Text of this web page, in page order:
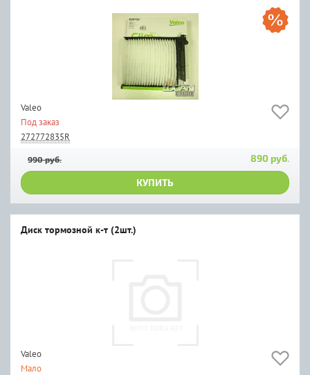
Valeo
Под заказ
272772835R
890 руб.
990 руб.
КУПИТЬ
Диск тормозной к-т (2шт.)
Valeo
Мало